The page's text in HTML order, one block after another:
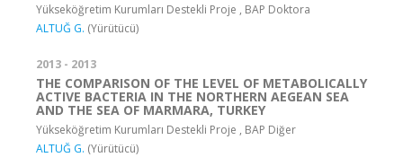
Yükseköğretim Kurumları Destekli Proje , BAP Doktora
ALTUĞ G. (Yürütücü)
2013 - 2013
THE COMPARISON OF THE LEVEL OF METABOLICALLY
ACTIVE BACTERIA IN THE NORTHERN AEGEAN SEA
AND THE SEA OF MARMARA, TURKEY
Yükseköğretim Kurumları Destekli Proje , BAP Diğer
ALTUĞ G. (Yürütücü)